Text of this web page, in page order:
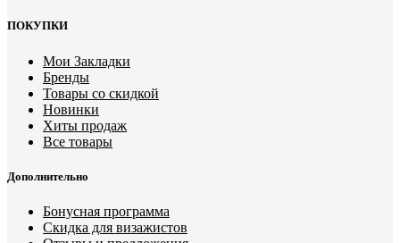
ПОКУПКИ
Мои Закладки
Бренды
Товары со скидкой
Новинки
Хиты продаж
Все товары
Дополнительно
Бонусная программа
Скидка для визажистов